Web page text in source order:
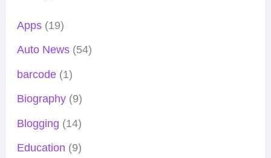
Apps(19)
Auto News(54)
barcode(1)
Biography(9)
Blogging (14)
Education (9)